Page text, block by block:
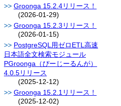
Groonga 15.2.4リリース！
(2026-01-29)
Groonga 15.2.3リリース！
(2026-01-15)
PostgreSQL用ゼロETL高速
日本語全文検索モジュール
PGroonga（ぴーじーるんが）
4.0.5リリース
(2025-12-12)
Groonga 15.2.1リリース！
(2025-12-02)